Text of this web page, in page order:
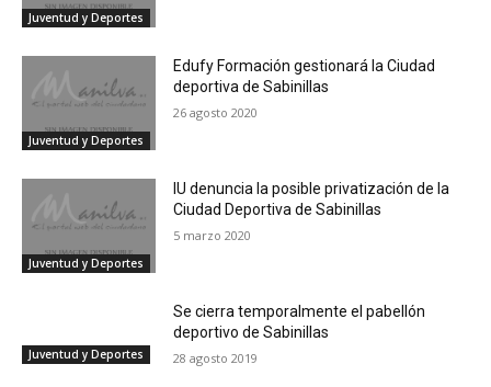
Juventud y Deportes
Juventud y Deportes
Edufy Formación gestionará la Ciudad
deportiva de Sabinillas
26 agosto 2020
Juventud y Deportes
IU denuncia la posible privatización de la
Ciudad Deportiva de Sabinillas
5 marzo 2020
Juventud y Deportes
Se cierra temporalmente el pabellón
deportivo de Sabinillas
28 agosto 2019